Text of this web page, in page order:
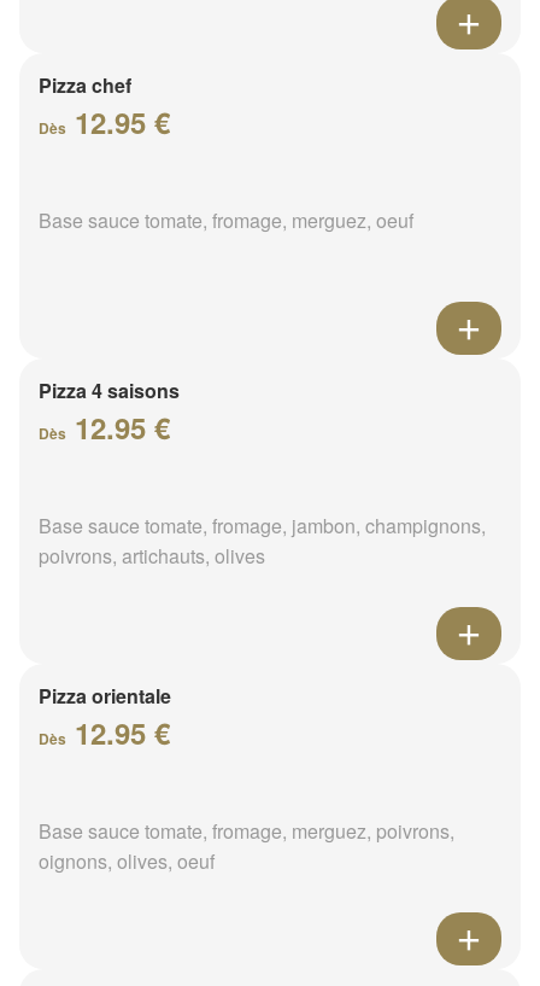
Pizza chef
Dès 12.95 €
Base sauce tomate, fromage, merguez, oeuf
Pizza 4 saisons
Dès 12.95 €
Base sauce tomate, fromage, jambon, champignons,
poivrons, artichauts, olives
Pizza orientale
Dès 12.95 €
Base sauce tomate, fromage, merguez, poivrons,
oignons, olives, oeuf